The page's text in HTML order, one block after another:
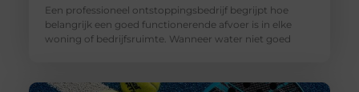
Een professioneel ontstoppingsbedrijf begrijpt hoe
belangrijk een goed functionerende afvoer is in elke
woning of bedrijfsruimte. Wanneer water niet goed